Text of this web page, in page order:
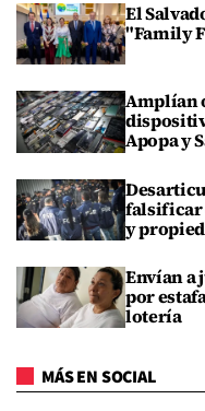
El
"Family
Amplían
Apopa y
falsificar
y
Envían a
por
lotería
MÁS EN SOCIAL